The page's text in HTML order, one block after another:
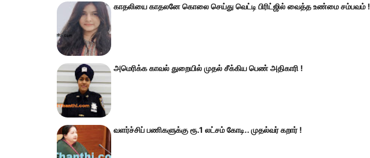
காதலியை காதலனே கொலை செய்து வெட்டி பிரிட்ஜில் வைத்த உண்மை சம்பவம் !
அமெரிக்க காவல் துறையில் முதல் சீக்கிய பெண் அதிகாரி !
வளர்ச்சிப் பணிகளுக்கு ரூ.1 லட்சம் கோடி.. முதல்வர் கறார் !